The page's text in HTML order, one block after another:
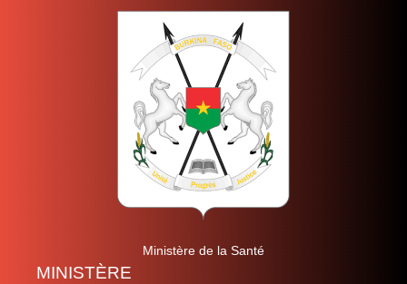
Ministère de la Santé
MINISTÈRE